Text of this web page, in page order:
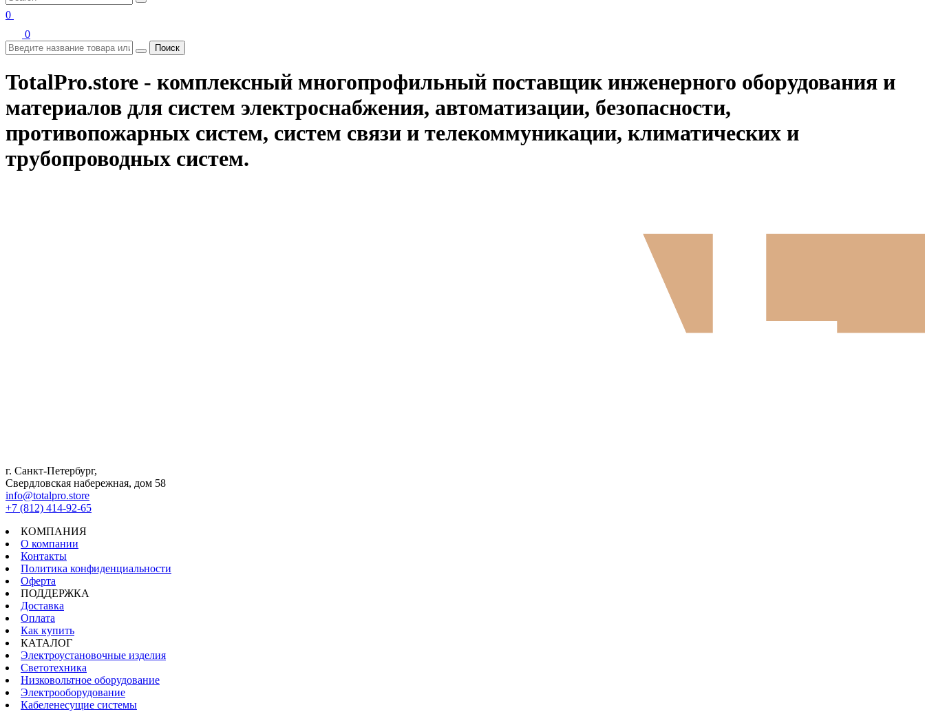
0
0
Поиск
TotalPro.store - комплексный многопрофильный поставщик инженерного оборудования и
материалов для систем электроснабжения, автоматизации, безопасности,
противопожарных систем, систем связи и телекоммуникации, климатических и
трубопроводных систем.
г. Санкт-Петербург,
Свердловская набережная, дом 58
info@totalpro.store
+7 (812) 414-92-65
КОМПАНИЯ
О компании
Контакты
Политика конфиденциальности
Оферта
ПОДДЕРЖКА
Доставка
Оплата
Как купить
КАТАЛОГ
Электроустановочные изделия
Светотехника
Низковольтное оборудование
Электрооборудование
Кабеленесущие системы